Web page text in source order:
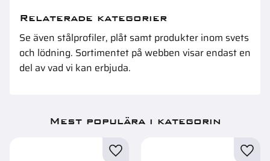
Relaterade kategorier
Se även stålprofiler, plåt samt produkter inom svets
och lödning. Sortimentet på webben visar endast en
del av vad vi kan erbjuda.
Mest populära i kategorin